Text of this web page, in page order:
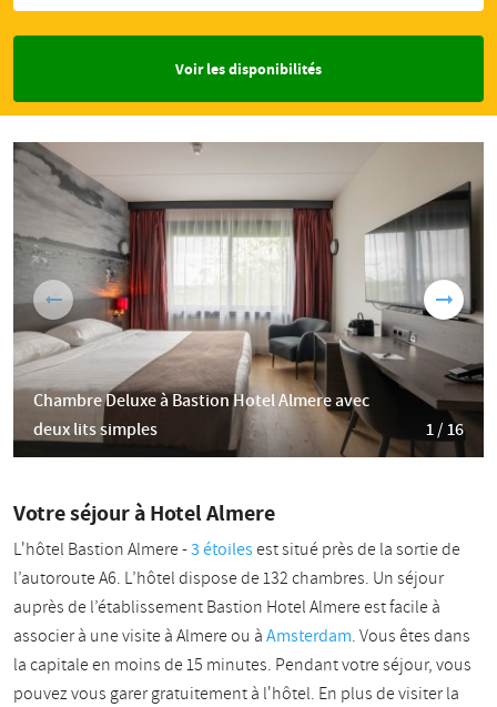
Voir les disponibilités
Chambre Deluxe à Bastion Hotel Almere avec
deux lits simples
1 / 16
Votre séjour à Hotel Almere
L'hôtel Bastion Almere -3 étoilesest situé près de la sortie de
l’autoroute A6. L’hôtel dispose de 132 chambres. Un séjour
auprès de l’établissement Bastion Hotel Almere est facile à
associer à une visite à Almere ou àAmsterdam. Vous êtes dans
la capitale en moins de 15 minutes. Pendant votre séjour, vous
pouvez vous garer gratuitement à l'hôtel. En plus de visiter la